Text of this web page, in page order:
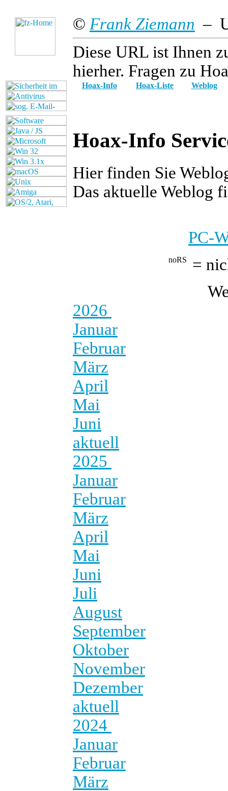
© Frank Ziemann –
Diese URL ist Ihnen
hierher. Fragen zu
Hoax-Info Hoax-Liste Weblog
Hoax-Info
Hier finden Sie
Das aktuelle Weblog
PC-
=
2026
Januar
Februar
März
April
Mai
Juni
aktuell
2025
Januar
Februar
März
April
Mai
Juni
Juli
August
September
Oktober
November
Dezember
aktuell
2024
Januar
Februar
März